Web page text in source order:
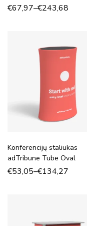
adTribune Quick Round
€67,97–€243,68
Konferencijų staliukas
adTribune Tube Oval
€53,05–€134,27